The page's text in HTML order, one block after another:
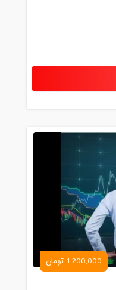
1,200,000 تومان